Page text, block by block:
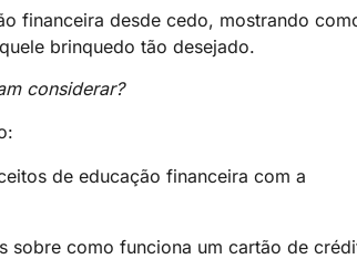
financeira desde cedo, mostrando
brinquedo tão desejado.
considerar?
de educação financeira com a
sobre como funciona um cartão de